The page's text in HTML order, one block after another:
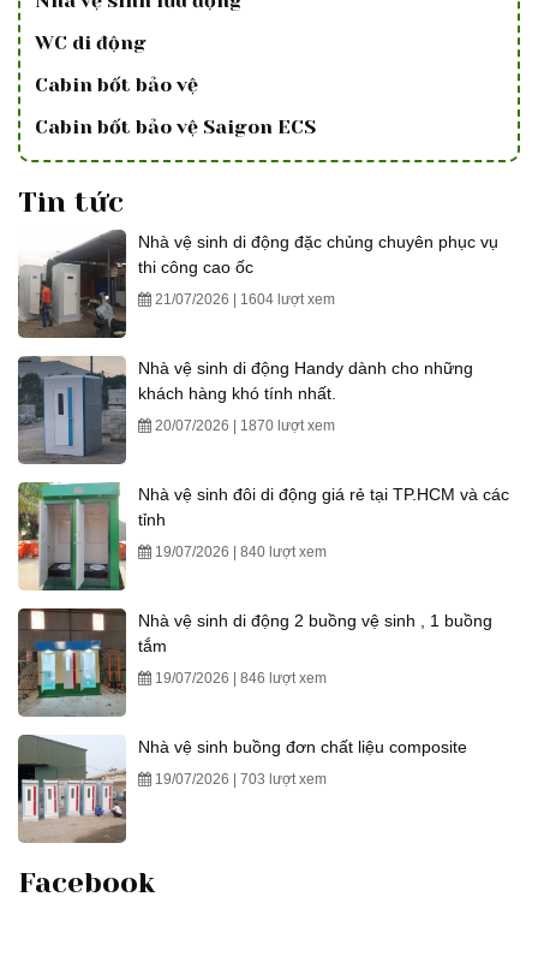
WC di động
Cabin bốt bảo vệ
Cabin bốt bảo vệ Saigon ECS
Tin tức
Nhà vệ sinh di động đặc chủng chuyên phục vụ
thi công cao ốc
21/07/2026 | 1604 lượt xem
Nhà vệ sinh di động Handy dành cho những
khách hàng khó tính nhất.
20/07/2026 | 1870 lượt xem
Nhà vệ sinh đôi di động giá rẻ tại TP.HCM và các
tỉnh
19/07/2026 | 840 lượt xem
Nhà vệ sinh di động 2 buồng vệ sinh , 1 buồng
tắm
19/07/2026 | 846 lượt xem
Nhà vệ sinh buồng đơn chất liệu composite
19/07/2026 | 703 lượt xem
Facebook